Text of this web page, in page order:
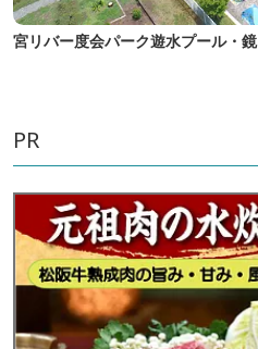
宮リバー度会パーク遊水プール・鏡
PR